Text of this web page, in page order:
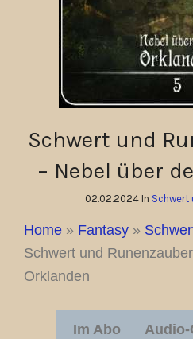
Schwert und
– Nebel über
02.02.2024 In Schwert
Home » Fantasy »
Schwert und
Orklanden
Im Abo Audio-